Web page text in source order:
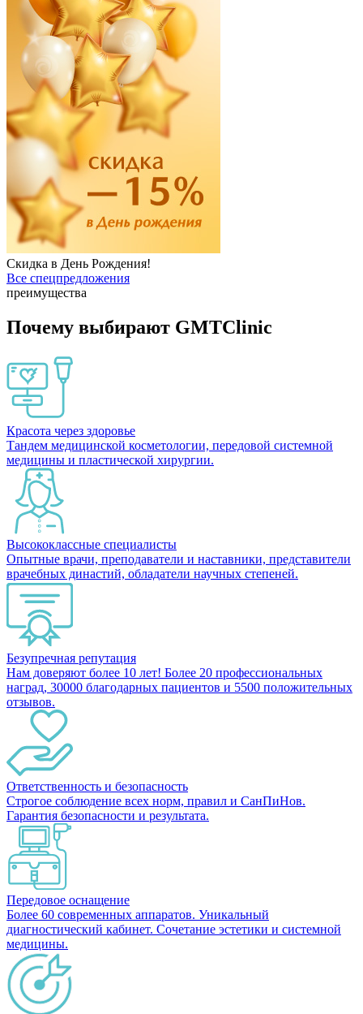
Скидка в День Рождения!
Все спецпредложения
преимущества
Почему выбирают GMTClinic
Красота через здоровье
Тандем медицинской косметологии, передовой системной
медицины и пластической хирургии.
Высококлассные специалисты
Опытные врачи, преподаватели и наставники, представители
врачебных династий, обладатели научных степеней.
Безупречная репутация
Нам доверяют более 10 лет! Более 20 профессиональных
наград, 30000 благодарных пациентов и 5500 положительных
отзывов.
Ответственность и безопасность
Строгое соблюдение всех норм, правил и СанПиНов.
Гарантия безопасности и результата.
Передовое оснащение
Более 60 современных аппаратов. Уникальный
диагностический кабинет. Сочетание эстетики и системной
медицины.